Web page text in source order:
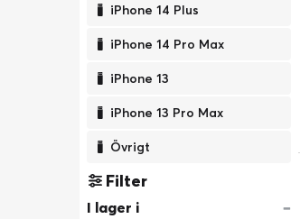
iPhone 14 Plus
iPhone 14 Pro Max
iPhone 13
iPhone 13 Pro Max
Övrigt
Filter
I lager i